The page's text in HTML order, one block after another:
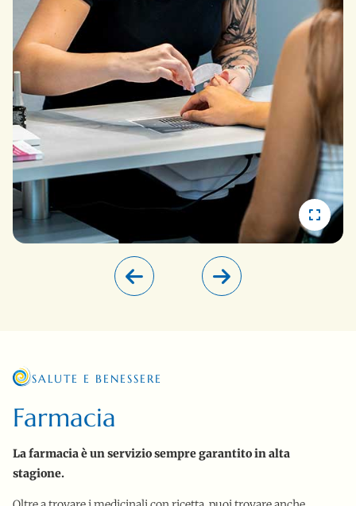
Farmacia
SALUTE E BENESSERE
La farmacia è un servizio sempre garantito in alta
stagione.